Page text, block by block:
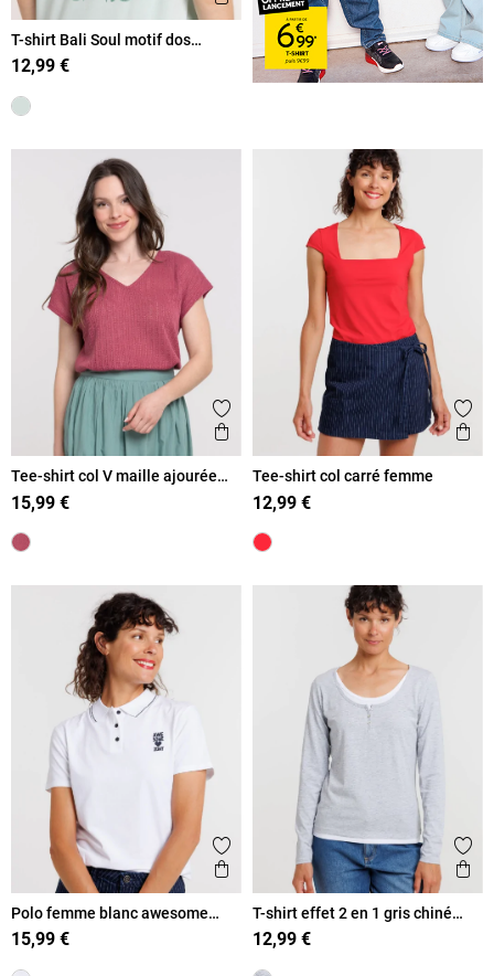
T-shirt Bali Soul motif dos
femme
12,99 €
Ajouter aux favoris
Aperçu rapide
Tee-shirt col V maille ajourée
femme
15,99 €
Tee-shirt col carré femme
12,99 €
Ajouter aux favoris
Aperçu rapide
Polo femme blanc awesome
today
15,99 €
T-shirt effet 2 en 1 gris chiné
femme
12,99 €